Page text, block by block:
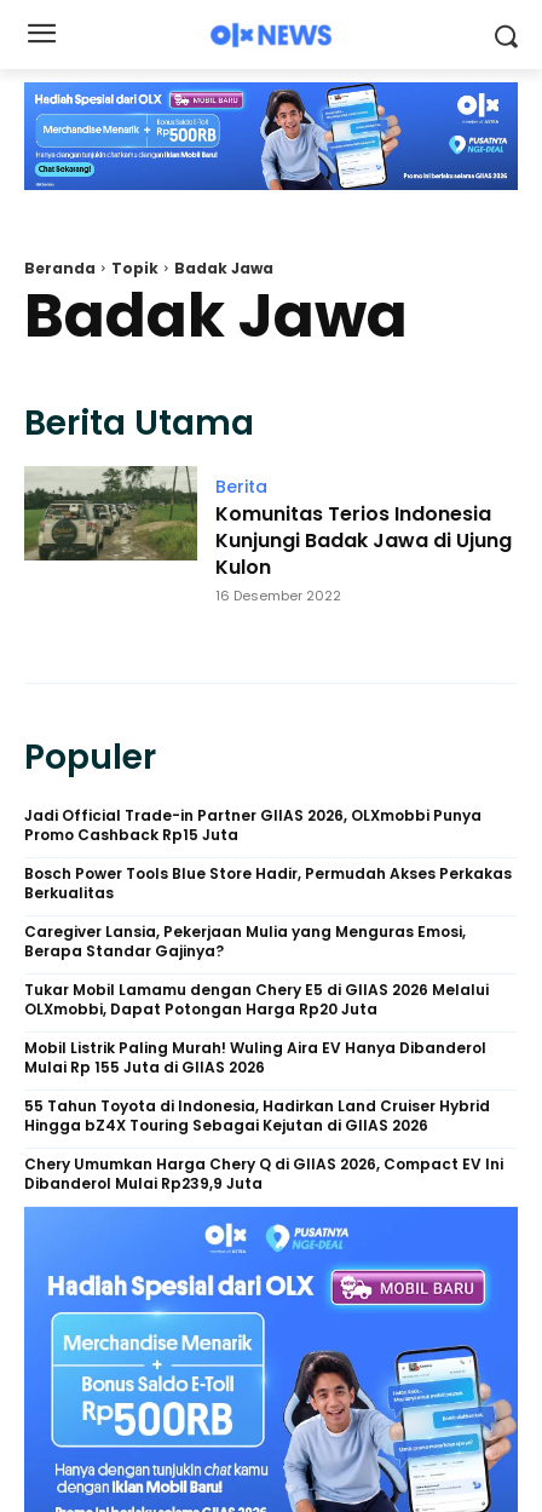
Beranda Topik Badak Jawa
Badak Jawa
Berita Utama
Berita
Komunitas Terios Indonesia
Kunjungi Badak Jawa di Ujung
Kulon
16 Desember 2022
Populer
Jadi Official Trade-in Partner GIIAS 2026, OLXmobbi Punya
Promo Cashback Rp15 Juta
Bosch Power Tools Blue Store Hadir, Permudah Akses Perkakas
Berkualitas
Caregiver Lansia, Pekerjaan Mulia yang Menguras Emosi,
Berapa Standar Gajinya?
Tukar Mobil Lamamu dengan Chery E5 di GIIAS 2026 Melalui
OLXmobbi, Dapat Potongan Harga Rp20 Juta
Mobil Listrik Paling Murah! Wuling Aira EV Hanya Dibanderol
Mulai Rp 155 Juta di GIIAS 2026
55 Tahun Toyota di Indonesia, Hadirkan Land Cruiser Hybrid
Hingga bZ4X Touring Sebagai Kejutan di GIIAS 2026
Chery Umumkan Harga Chery Q di GIIAS 2026, Compact EV Ini
Dibanderol Mulai Rp239,9 Juta